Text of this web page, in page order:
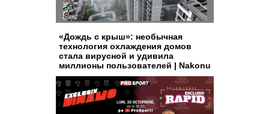
«Дождь с крыш»: необычная
технология охлаждения домов
стала вирусной и удивила
миллионы пользователей | Nakonu